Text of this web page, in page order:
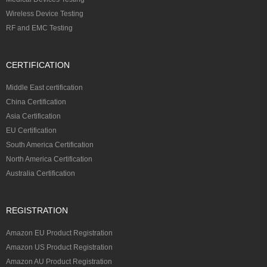
Wireless Device Testing
RF and EMC Testing
CERTIFICATION
Middle East certification
China Certification
Asia Certification
EU Certification
South America Certification
North America Certification
Australia Certification
REGISTRATION
Amazon EU Product Registration
Amazon US Product Registration
Amazon AU Product Registration